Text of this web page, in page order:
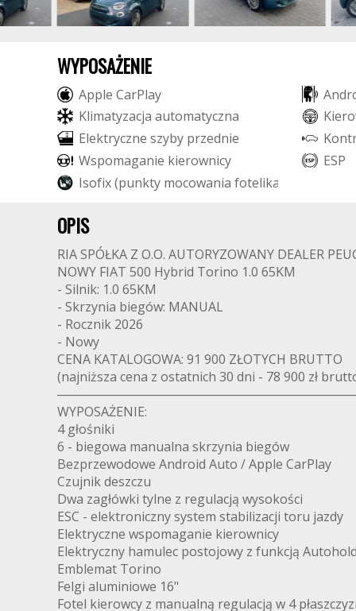
WYPOSAŻENIE
Apple CarPlay Andr
Klimatyzacja automatyczna Kiero
Elektryczne szyby przednie Kont
Wspomaganie kierownicy ESP
Isofix(punkty mocowania fotelika
OPIS
RIA SPÓŁKA Z O.O. AUTORYZOWANY DEALER
NOWY FIAT 500 Hybrid Torino 1.0 65KM
- Silnik: 1.0 65KM
- Skrzynia biegów: MANUAL
- Rocznik 2026
- Nowy
CENA KATALOGOWA: 91 900 ZŁOTYCH BRUTTO
(najniższa cena z ostatnich 30 dni - 78 900 zł
WYPOSAŻENIE:
4 głośniki
6 - biegowa manualna skrzynia biegów
Bezprzewodowe Android Auto / Apple CarPlay
Czujnik deszczu
Dwa zagłówki tylne z regulacją wysokości
ESC - elektroniczny system stabilizacji toru jazdy
Elektryczne wspomaganie kierownicy
Elektryczny hamulec postojowy z funkcją Autohold
Emblemat Torino
Felgi aluminiowe 16"
Fotel kierowcy z manualną regulacją w 4